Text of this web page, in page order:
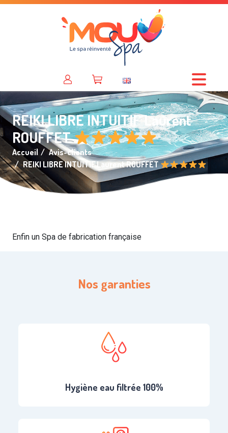
REIKI LIBRE INTUITIF Laurent
ROUFFET
Accueil
Avis-clients
REIKI LIBRE INTUITIF Laurent ROUFFET
Enfin un Spa de fabrication française
Nos garanties
Hygiène eau filtrée 100%